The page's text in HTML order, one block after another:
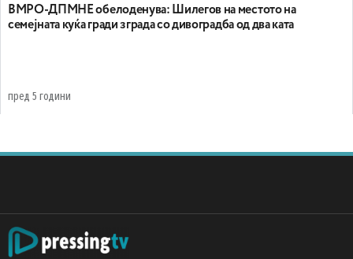
ВМРО-ДПМНЕ обелоденува: Шилегов на местото на
семејната куќа гради зграда со дивоградба од два ката
пред 5 години